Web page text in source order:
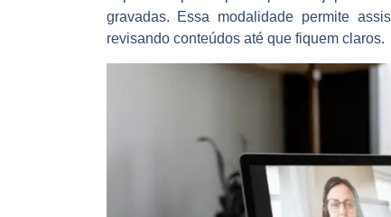
gravadas. Essa modalidade permite
revisando conteúdos até que fiquem claros.